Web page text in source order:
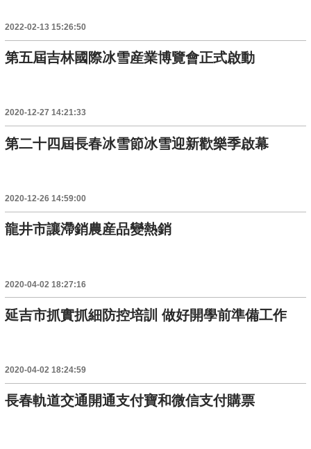
2022-02-13 15:26:50
第五屆吉林國際冰雪産業博覽會正式啟動
2020-12-27 14:21:33
第二十四屆長春冰雪節冰雪迎新歡樂季啟幕
2020-12-26 14:59:00
龍井市讓滯銷農産品變熱銷
2020-04-02 18:27:16
延吉市抓實抓細防控培訓 做好開學前準備工作
2020-04-02 18:24:59
長春軌道交通開通支付寶和微信支付購票